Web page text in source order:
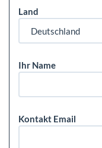
Land
Ihr Name
Kontakt Email